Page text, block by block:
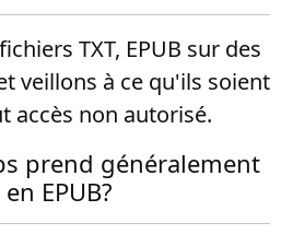
TXT, EPUB sur des
veillons à ce qu'ils soient
accès non autorisé.
prend généralement
EPUB?